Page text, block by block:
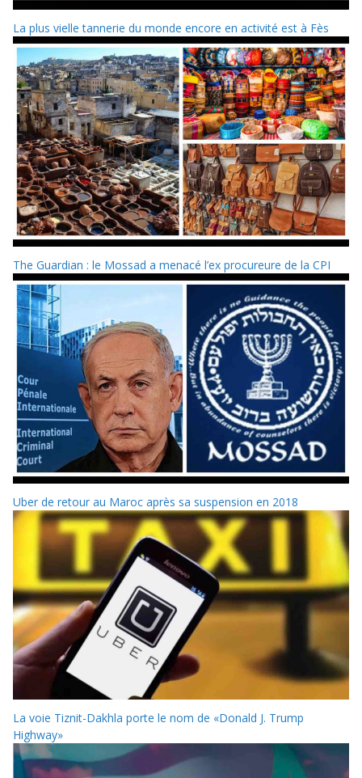
La plus vielle tannerie du monde encore en activité est à Fès
The Guardian : le Mossad a menacé l’ex procureure de la CPI
Uber de retour au Maroc après sa suspension en 2018
La voie Tiznit-Dakhla porte le nom de «Donald J. Trump
Highway»